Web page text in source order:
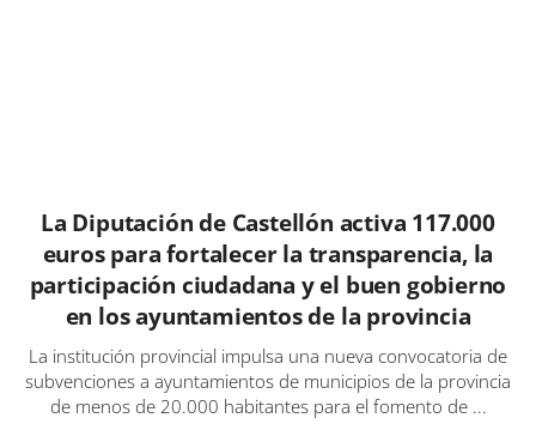
La Diputación de Castellón activa 117.000
euros para fortalecer la transparencia, la
participación ciudadana y el buen gobierno
en los ayuntamientos de la provincia
La institución provincial impulsa una nueva convocatoria de
subvenciones a ayuntamientos de municipios de la provincia
de menos de 20.000 habitantes para el fomento de ...